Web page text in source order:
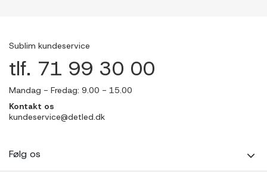
Sublim kundeservice
tlf. 71 99 30 00
Mandag - Fredag: 9.00 - 15.00
Kontakt os
kundeservice@detled.dk
Følg os